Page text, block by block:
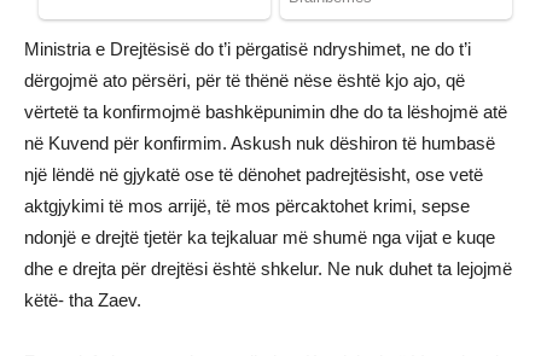
Ministria e Drejtësisë do t’i përgatisë ndryshimet, ne do t’i
dërgojmë ato përsëri, për të thënë nëse është kjo ajo, që
vërtetë ta konfirmojmë bashkëpunimin dhe do ta lëshojmë atë
në Kuvend për konfirmim. Askush nuk dëshiron të humbasë
një lëndë në gjykatë ose të dënohet padrejtësisht, ose vetë
aktgjykimi të mos arrijë, të mos përcaktohet krimi, sepse
ndonjë e drejtë tjetër ka tejkaluar më shumë nga vijat e kuqe
dhe e drejta për drejtësi është shkelur. Ne nuk duhet ta lejojmë
këtë- tha Zaev.